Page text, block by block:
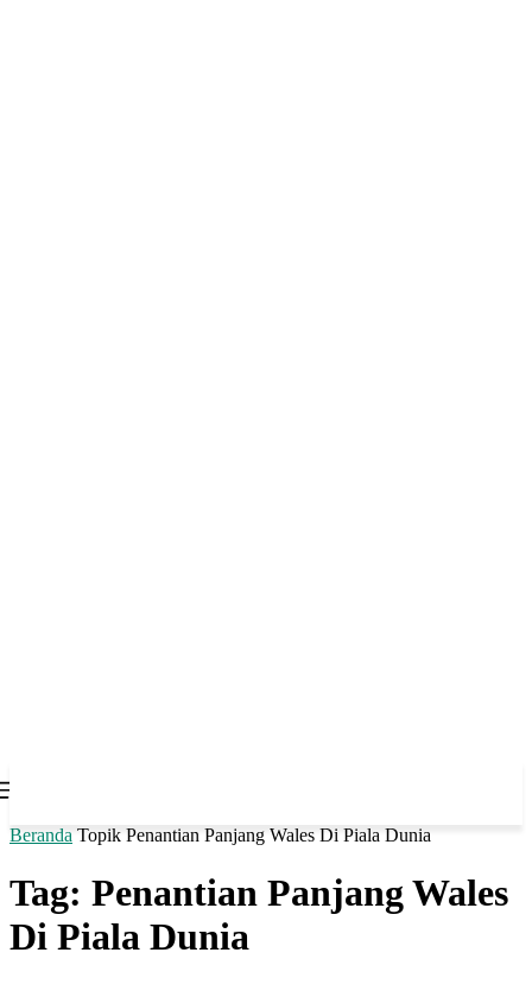
Beranda Topik Penantian Panjang Wales Di Piala Dunia
Tag: Penantian Panjang Wales
Di Piala Dunia